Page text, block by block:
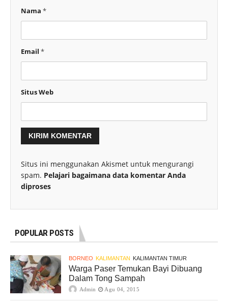
Nama *
Email *
Situs Web
Situs ini menggunakan Akismet untuk mengurangi
spam. Pelajari bagaimana data komentar Anda
diproses
POPULAR POSTS
BORNEO KALIMANTAN KALIMANTAN TIMUR
Warga Paser Temukan Bayi Dibuang
Dalam Tong Sampah
Admin Agu 04, 2015